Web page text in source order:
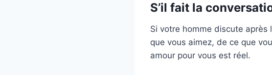
S’il fait la
Si votre homme discute après
que vous aimez, de ce que
amour pour vous est réel.